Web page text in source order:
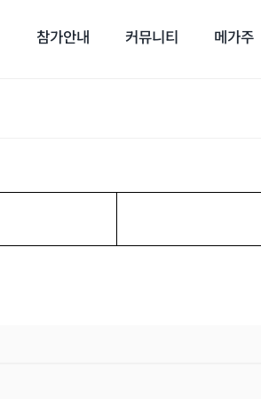
참가안내 커뮤니티 메가주